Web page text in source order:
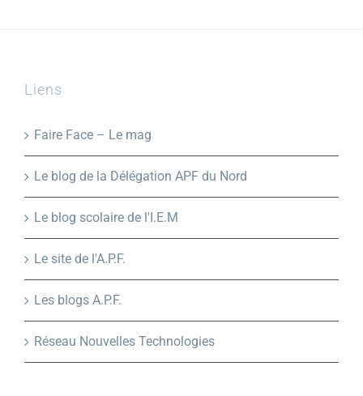
Liens
Faire Face – Le mag
Le blog de la Délégation APF du Nord
Le blog scolaire de l'I.E.M
Le site de l'A.P.F.
Les blogs A.P.F.
Réseau Nouvelles Technologies